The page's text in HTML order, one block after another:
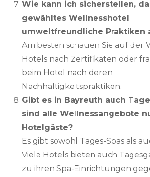
Wie kann ich sicherstellen,
gewähltes Wellnesshotel
umweltfreundliche Praktiken
Am besten schauen Sie auf der
Hotels nach Zertifikaten oder
beim Hotel nach deren
Nachhaltigkeitspraktiken.
Gibt es in Bayreuth auch
sind alle Wellnessangebote
Hotelgäste?
Es gibt sowohl Tages-Spas als
Viele Hotels bieten auch
zu ihren Spa-Einrichtungen